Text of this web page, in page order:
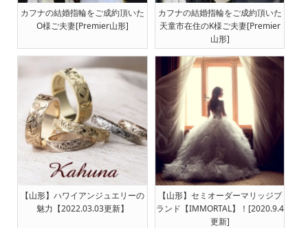
カフナの結婚指輪をご成約頂いた
O様ご夫妻[Premier山形]
カフナの結婚指輪をご成約頂いた
天童市在住のK様ご夫妻[Premier
山形]
【山形】ハワイアンジュエリーの
魅力【2022.03.03更新】
【山形】セミオーダーマリッジブ
ランド【IMMORTAL】！[2020.9.4
更新]